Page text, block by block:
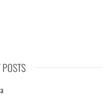
POSTS